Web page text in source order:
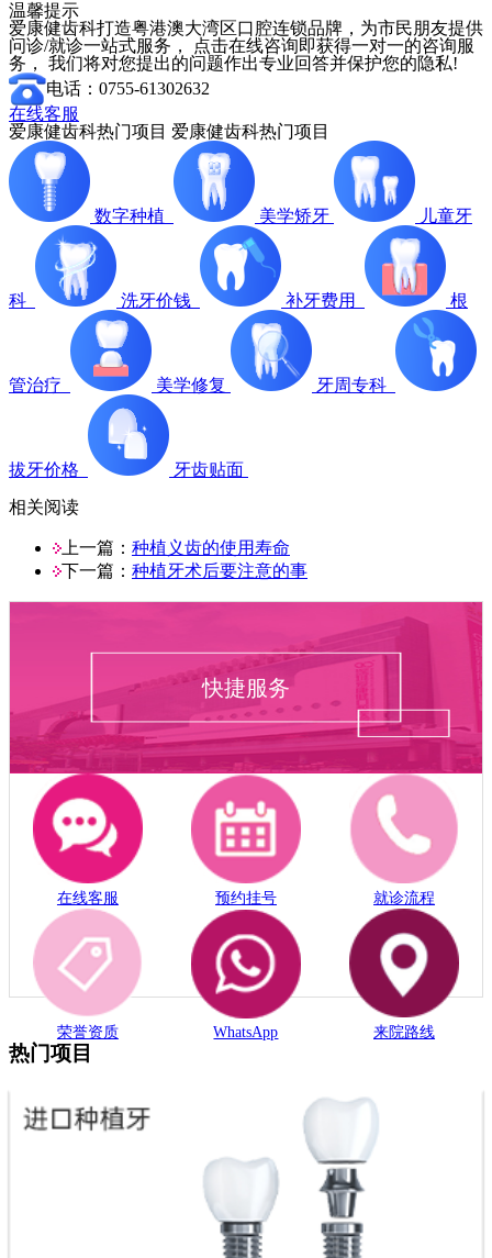
温馨提示
爱康健齿科打造粤港澳大湾区口腔连锁品牌，为市民朋友提供
问诊/就诊一站式服务， 点击在线咨询即获得一对一的咨询服
务， 我们将对您提出的问题作出专业回答并保护您的隐私!
电话：0755-61302632
在线客服
爱康健齿科热门项目 爱康健齿科热门项目
数字种植 美学矫牙 儿童牙
科 洗牙价钱 补牙费用 根
管治疗 美学修复 牙周专科
拔牙价格
牙齿贴面
相关阅读
上一篇： 种植义齿的使用寿命
下一篇： 种植牙术后要注意的事
快捷服务
在线客服 预约挂号 就诊流程
荣誉资质 WhatsApp 来院路线
热门项目